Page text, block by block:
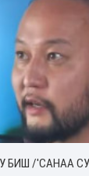
БИШ /'САНАА